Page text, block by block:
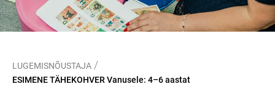
LUGEMISNÕUSTAJA /
ESIMENE TÄHEKOHVER Vanusele: 4–6 aastat